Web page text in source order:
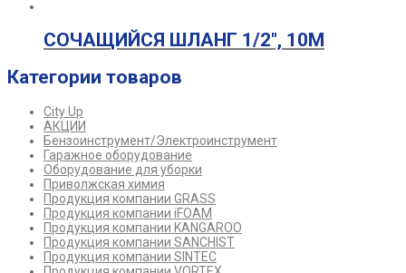
СОЧАЩИЙСЯ ШЛАНГ 1/2″, 10М
Категории товаров
City Up
АКЦИИ
Бензоинструмент/Электроинструмент
Гаражное оборудование
Оборудование для уборки
Приволжская химия
Продукция компании GRASS
Продукция компании iFOAM
Продукция компании KANGAROO
Продукция компании SANCHIST
Продукция компании SINTEC